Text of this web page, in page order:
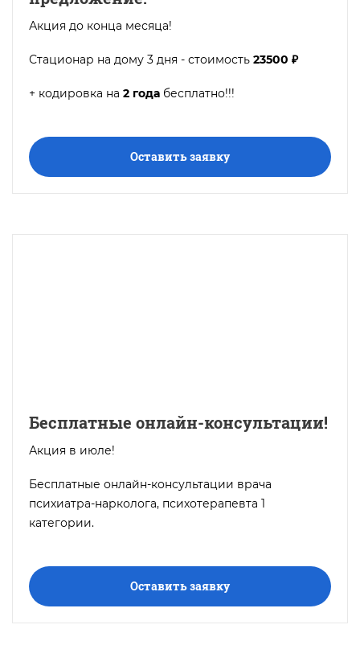
Акция до конца месяца!
Стационар на дому 3 дня - стоимость 23500 ₽
+ кодировка на 2 года бесплатно!!!
Оставить заявку
Бесплатные онлайн-консультации!
Акция в июле!
Бесплатные онлайн-консультации врача
психиатра-нарколога, психотерапевта 1
категории.
Оставить заявку